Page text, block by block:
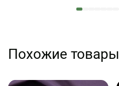
Похожие товары